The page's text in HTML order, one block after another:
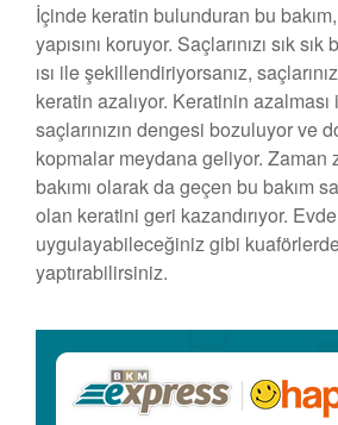
İçinde keratin bulunduran bu bakım,
yapısını koruyor. Saçlarınızı sık
ısı ile şekillendiriyorsanız,
keratin azalıyor. Keratinin
saçlarınızın dengesi bozuluyor ve
kopmalar meydana geliyor. Zaman
bakımı olarak da geçen bu bakım
olan keratini geri kazandırıyor.
uygulayabileceğiniz gibi kuaförlerde
yaptırabilirsiniz.